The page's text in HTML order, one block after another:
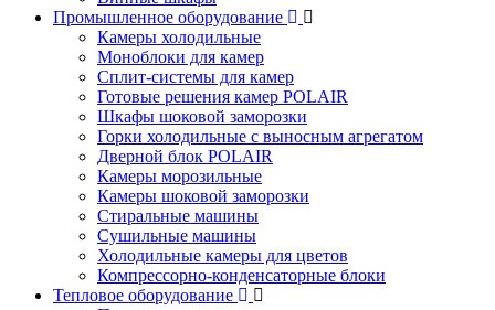
Промышленное оборудование
Камеры холодильные
Моноблоки для камер
Сплит-системы для камер
Готовые решения камер POLAIR
Шкафы шоковой заморозки
Горки холодильные с выносным агрегатом
Дверной блок POLAIR
Камеры морозильные
Камеры шоковой заморозки
Стиральные машины
Сушильные машины
Холодильные камеры для цветов
Компрессорно-конденсаторные блоки
Тепловое оборудование